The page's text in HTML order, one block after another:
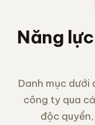
Năng
Danh mục dưới
công ty qua
độc